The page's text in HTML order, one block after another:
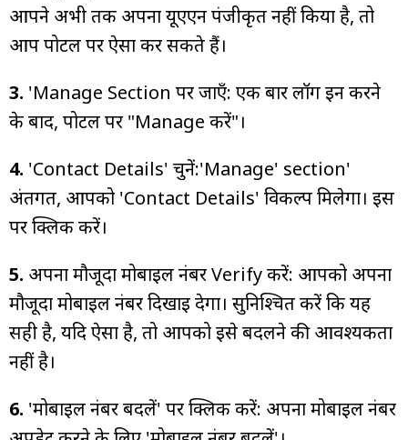
आपने अभी तक अपना यूएएन पंजीकृत नहीं किया है, तो
आप पोर्टल पर ऐसा कर सकते हैं।
3. 'Manage Section पर जाएँ: एक बार लॉग इन करने
के बाद, पोर्टल पर "Manage करें"।
4. 'Contact Details' चुनें:'Manage' section'
अंतर्गत, आपको 'Contact Details' विकल्प मिलेगा। इस
पर क्लिक करें।
5. अपना मौजूदा मोबाइल नंबर Verify करें: आपको अपना
मौजूदा मोबाइल नंबर दिखाई देगा। सुनिश्चित करें कि यह
सही है, यदि ऐसा है, तो आपको इसे बदलने की आवश्यकता
नहीं है।
6. 'मोबाइल नंबर बदलें' पर क्लिक करें: अपना मोबाइल नंबर